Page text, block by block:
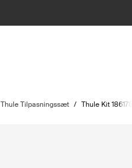
Thule Tilpasningssæt / Thule Kit